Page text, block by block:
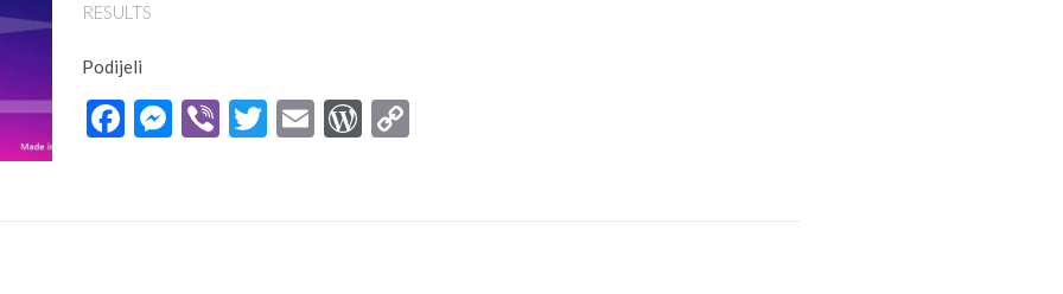
RESULTS
Podijeli
Facebook
Messenger
ViberTwitter
EmailWordPress